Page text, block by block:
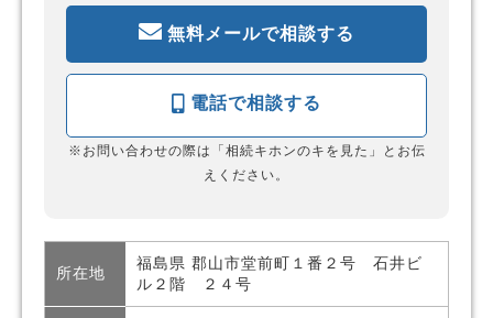
無料メールで相談する
電話で相談する
※お問い合わせの際は「相続キホンのキを見た」とお伝
えください。
所在地
福島県 郡山市堂前町１番２号 石井ビ
ル２階 ２４号